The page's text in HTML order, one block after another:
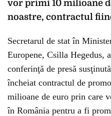
vor primi 10 milioane
noastre, contractul
Secretarul de stat în
Europene, Csilla Hegedus,
conferinţă de presă
încheiat contractul de
milioane de euro prin care
în România pentru a fi